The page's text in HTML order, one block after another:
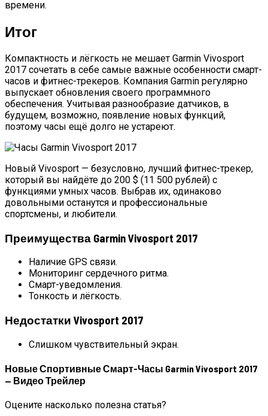
времени.
Итог
Компактность и лёгкость не мешает Garmin Vivosport
2017 сочетать в себе самые важные особенности смарт-
часов и фитнес-трекеров. Компания Garmin регулярно
выпускает обновления своего программного
обеспечения. Учитывая разнообразие датчиков, в
будущем, возможно, появление новых функций,
поэтому часы ещё долго не устареют.
Новый Vivosport — безусловно, лучший фитнес-трекер,
который вы найдёте до 200 $ (11 500 рублей) с
функциями умных часов. Выбрав их, одинаково
довольными останутся и профессиональные
спортсмены, и любители.
Преимущества Garmin Vivosport 2017
Наличие GPS связи.
Мониторинг сердечного ритма.
Смарт-уведомления.
Тонкость и лёгкость.
Недостатки Vivosport 2017
Слишком чувствительный экран.
Новые Спортивные Смарт-Часы Garmin Vivosport 2017
— Видео Трейлер
Оцените насколько полезна статья?